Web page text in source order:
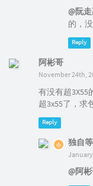
@阮
的，
Reply
阿彬哥
November 24th,
有没有超3X55
超3x55了，求
Reply
独自
January
@阿